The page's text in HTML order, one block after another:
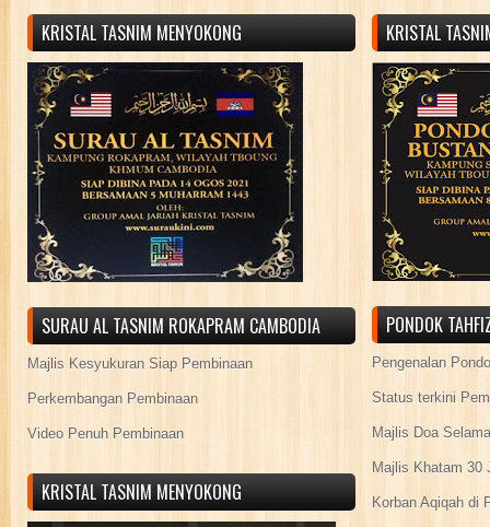
KRISTAL TASNIM MENYOKONG
SURAU AL TASNIM ROKAPRAM CAMBODIA
Majlis Kesyukuran Siap Pembinaan
Perkembangan Pembinaan
Video Penuh Pembinaan
KRISTAL TASNIM MENYOKONG
KRISTAL
PONDOK
Pengenalan
Status terkini
Majlis Doa
Majlis Khatam 30
Korban Aqiqah di